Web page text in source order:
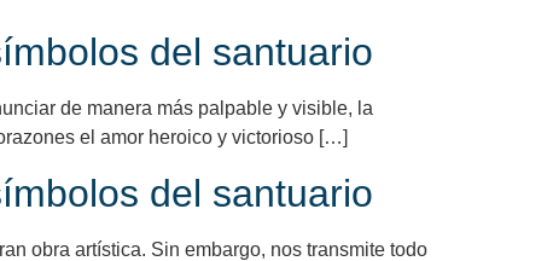
del santuario
de manera más palpable y visible, la
el amor heroico y victorioso […]
del santuario
obra artística. Sin embargo, nos transmite todo